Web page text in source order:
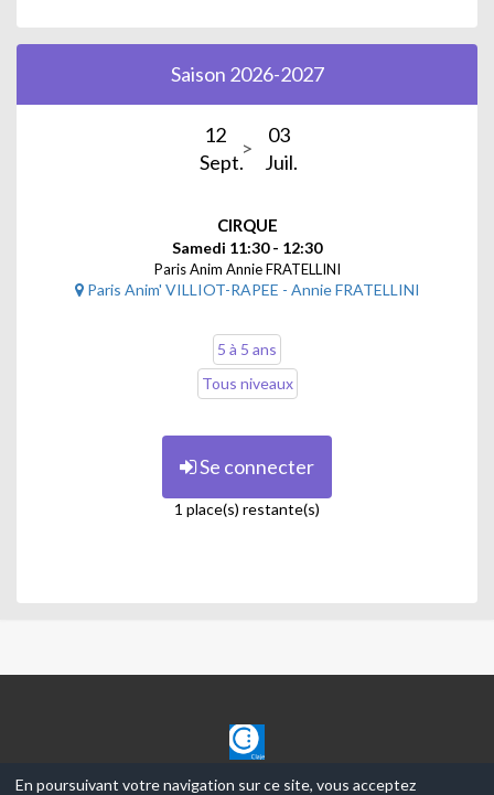
Saison 2026-2027
12
Sept.
03
Juil.
CIRQUE
Samedi 11:30 - 12:30
Paris Anim Annie FRATELLINI
Paris Anim' VILLIOT-RAPEE - Annie FRATELLINI
5 à 5 ans
Tous niveaux
Se connecter
1 place(s) restante(s)
CLAJE
En poursuivant votre navigation sur ce site, vous acceptez